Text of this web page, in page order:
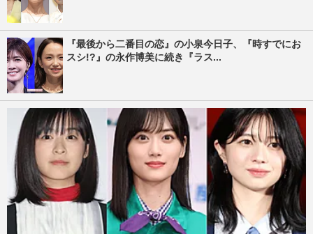
『最後から二番目の恋』の小泉今日子、『時すでにお
スシ!?』の永作博美に続き『ラス...